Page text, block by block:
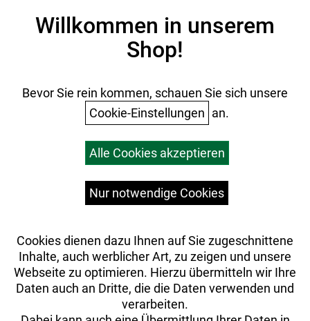
Datenschutz
Ihr Einkauf
Versandkosten
Willkommen in unserem
Shop!
Bevor Sie rein kommen, schauen Sie sich unsere
Cookie-Einstellungen an.
Alle Cookies akzeptieren
Nur notwendige Cookies
Cookies dienen dazu Ihnen auf Sie zugeschnittene
Inhalte, auch werblicher Art, zu zeigen und unsere
Webseite zu optimieren. Hierzu übermitteln wir Ihre
Daten auch an Dritte, die die Daten verwenden und
verarbeiten.